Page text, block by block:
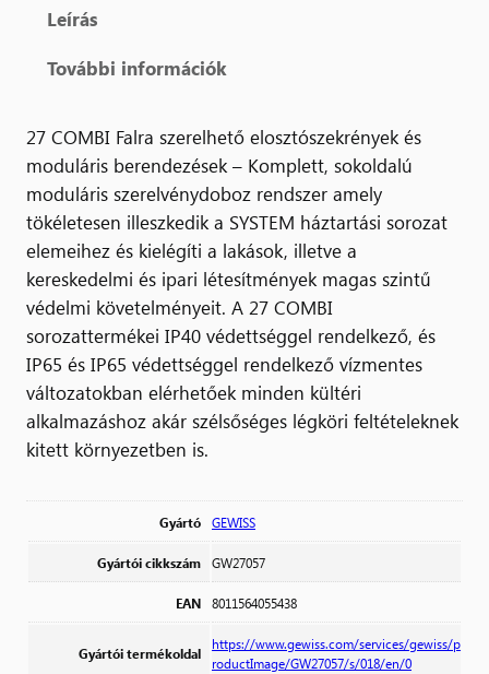
Leírás
További információk
27 COMBI Falra szerelhető elosztószekrények és
moduláris berendezések – Komplett, sokoldalú
moduláris szerelvénydoboz rendszer amely
tökéletesen illeszkedik a SYSTEM háztartási sorozat
elemeihez és kielégíti a lakások, illetve a
kereskedelmi és ipari létesítmények magas szintű
védelmi követelményeit. A 27 COMBI
sorozattermékei IP40 védettséggel rendelkező, és
IP65 és IP65 védettséggel rendelkező vízmentes
változatokban elérhetőek minden kültéri
alkalmazáshoz akár szélsőséges légköri feltételeknek
kitett környezetben is.
Gyártó GEWISS
Gyártói cikkszám GW27057
EAN 8011564055438
Gyártói termékoldal
https://www.gewiss.com/services/gewiss/p
roductImage/GW27057/s/018/en/0